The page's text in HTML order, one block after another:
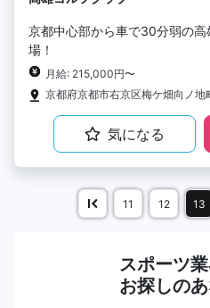
京都中心部から車で30分弱の
場！
月給: 215,000円〜
京都府京都市右京区梅ケ畑向ノ地
気になる
11 12 13
スポーツ
お探しのあ